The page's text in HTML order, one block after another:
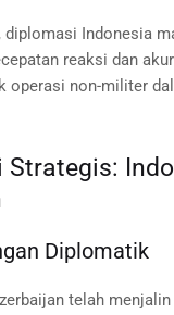
diplomasi Indonesia
reaksi dan
operasi non-militer
Strategis:
Diplomatik
telah